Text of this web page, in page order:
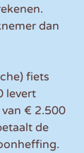
dan
fiets
levert
€ 2.500
de